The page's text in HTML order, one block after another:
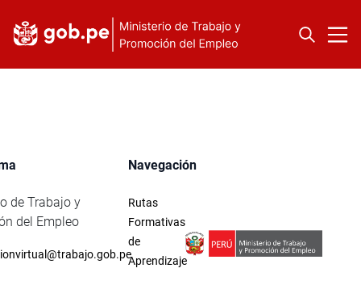
de Trabajo y
del Empleo
Navegación
Rutas
Formativas
de
Aprendizaje